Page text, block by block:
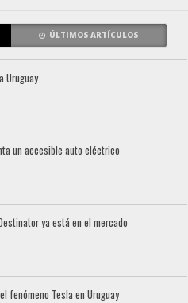
ÚLTIMOS ARTÍCULOS
Uruguay
un accesible auto eléctrico
ya está en el mercado
fenómeno Tesla en Uruguay